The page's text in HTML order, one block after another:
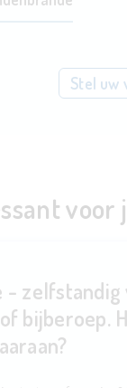
Stel uw
voor
- zelfstandig
bijberoep.